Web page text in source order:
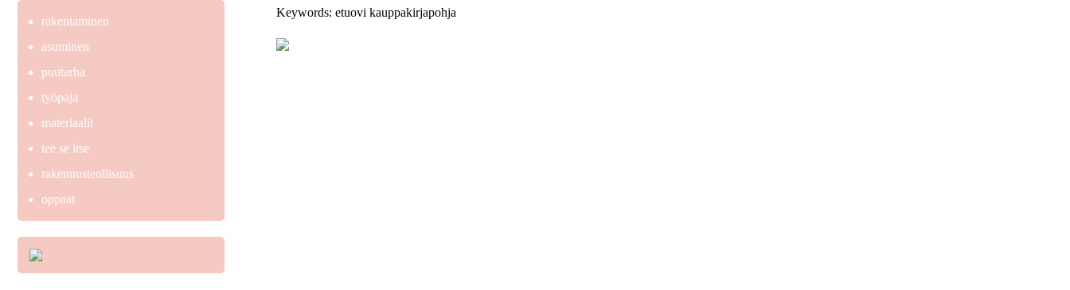
Keywords: etuovi kauppakirjapohja
rakentaminen
asuminen
puutarha
työpaja
materiaalit
tee se itse
rakennusteollisuus
oppaat